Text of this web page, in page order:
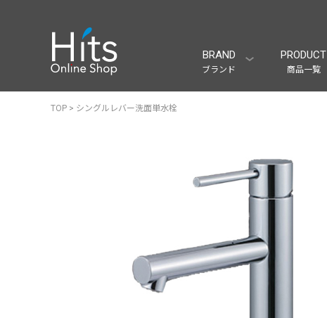
BRAND
ブランド
PRODUCT
商品一覧
TOP > シングルレバー洗面単水栓